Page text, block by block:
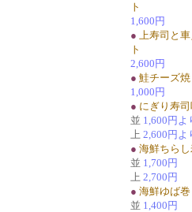
ト
1,600円
● 上寿司と
ト
2,600円
● 鮭チーズ
1,000円
● にぎり寿
並 1,600円よ
上 2,600円よ
● 海鮮ちら
並 1,700円
上 2,700円
● 海鮮ゆば
並 1,400円